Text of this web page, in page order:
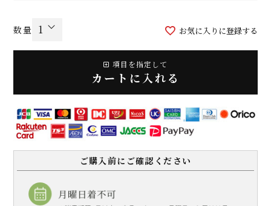
お気に入りに登録する
項目を指定して
カートに入れる
ご購入前にご確認ください